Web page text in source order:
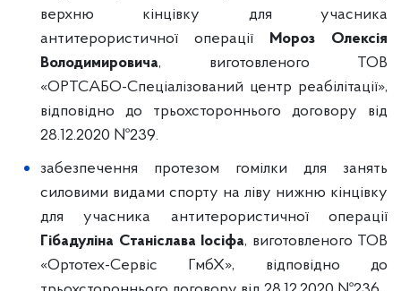
верхню кінцівку для учасника
антитерористичної операції Мороз Олексія
Володимировича, виготовленого ТОВ
«ОРТСАБО-Спеціалізований центр реабілітації»,
відповідно до трьохстороннього договору від
28.12.2020 №239.
забезпечення протезом гомілки для занять
силовими видами спорту на ліву нижню кінцівку
для учасника антитерористичної операції
Гібадуліна Станіслава Іосіфа, виготовленого ТОВ
«Ортотех-Сервіс ГмбХ», відповідно до